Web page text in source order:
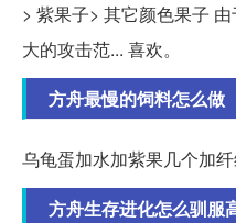
> 紫果子> 其它颜色果子
大的攻击范... 喜欢。
方舟最慢的饲料怎么做
乌龟蛋加水加紫果几个加
方舟生存进化怎么驯服